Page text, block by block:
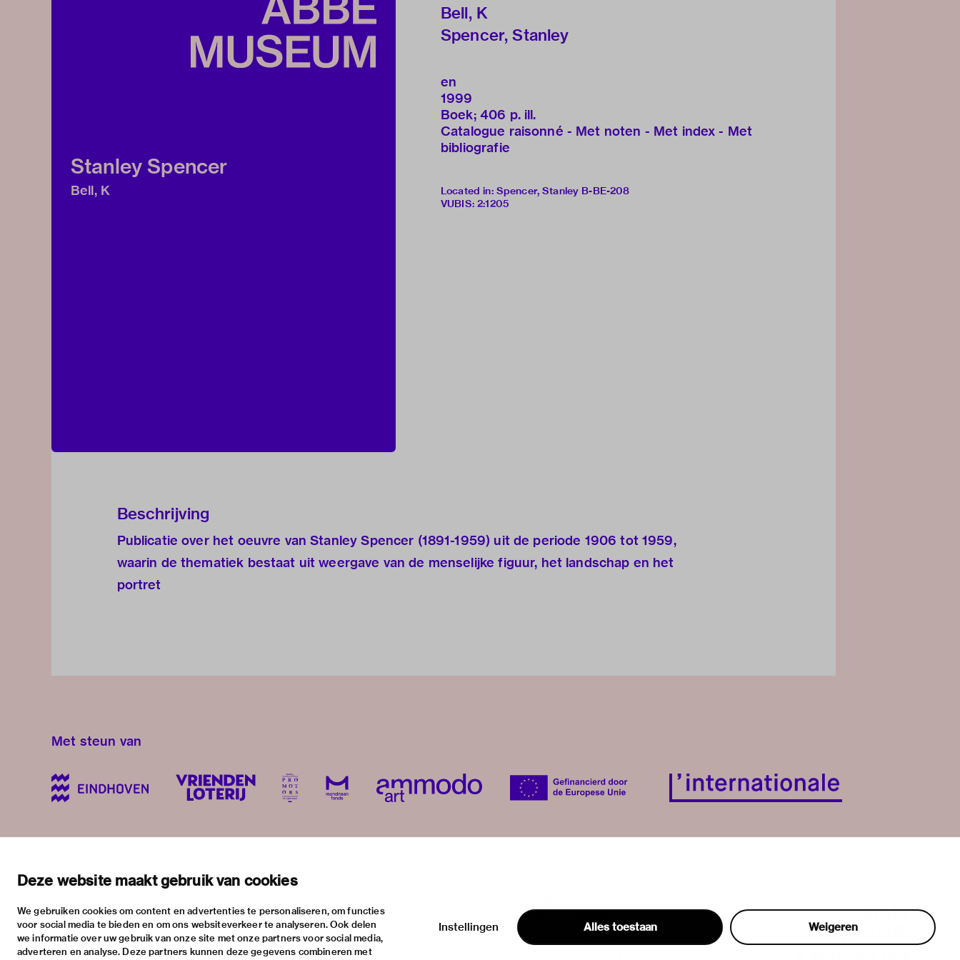
Deze website maakt gebruik van cookies
We gebruiken cookies om content en advertenties te personaliseren, om functies
voor social media te bieden en om ons websiteverkeer te analyseren. Ook delen
we informatie over uw gebruik van onze site met onze partners voor social media,
adverteren en analyse. Deze partners kunnen deze gegevens combineren met
Alles toestaan Weigeren
Instellingen
Stanley Spencer
Bell, K
Bell, K
Spencer, Stanley
en
1999
Boek; 406 p. ill.
Catalogue raisonné - Met noten - Met index - Met
bibliografie
Located in: Spencer, Stanley B-BE-208
VUBIS: 2:1205
Beschrijving
Publicatie over het oeuvre van Stanley Spencer (1891-1959) uit de periode 1906 tot 1959,
waarin de thematiek bestaat uit weergave van de menselijke figuur, het landschap en het
portret
Met steun van
nieuwsbrief
instagram
twitter
stratumsedijk 2 eindhoven
info@vanabbemuseum.nl
tentoonstellingen
praktische informatie
privacy & cookies
disclaimer & colofon